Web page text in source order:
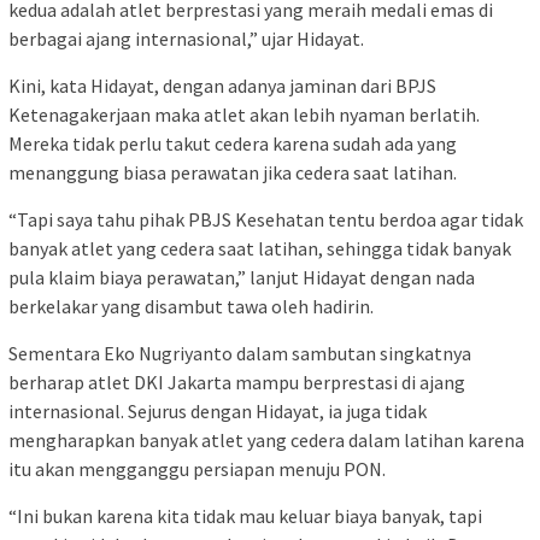
kedua adalah atlet berprestasi yang meraih medali emas di
berbagai ajang internasional,” ujar Hidayat.
Kini, kata Hidayat, dengan adanya jaminan dari BPJS
Ketenagakerjaan maka atlet akan lebih nyaman berlatih.
Mereka tidak perlu takut cedera karena sudah ada yang
menanggung biasa perawatan jika cedera saat latihan.
“Tapi saya tahu pihak PBJS Kesehatan tentu berdoa agar tidak
banyak atlet yang cedera saat latihan, sehingga tidak banyak
pula klaim biaya perawatan,” lanjut Hidayat dengan nada
berkelakar yang disambut tawa oleh hadirin.
Sementara Eko Nugriyanto dalam sambutan singkatnya
berharap atlet DKI Jakarta mampu berprestasi di ajang
internasional. Sejurus dengan Hidayat, ia juga tidak
mengharapkan banyak atlet yang cedera dalam latihan karena
itu akan mengganggu persiapan menuju PON.
“Ini bukan karena kita tidak mau keluar biaya banyak, tapi